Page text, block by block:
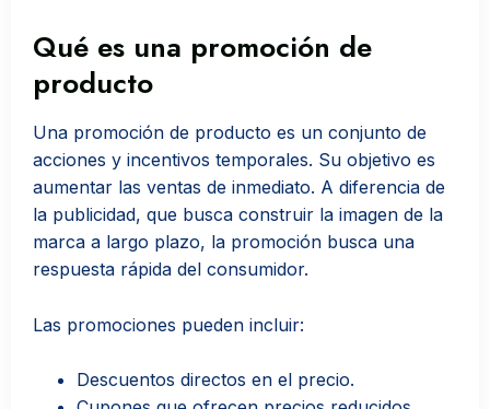
Qué es una promoción de
producto
Una promoción de producto es un conjunto de
acciones y incentivos temporales. Su objetivo es
aumentar las ventas de inmediato. A diferencia de
la publicidad, que busca construir la imagen de la
marca a largo plazo, la promoción busca una
respuesta rápida del consumidor.
Las promociones pueden incluir:
Descuentos directos en el precio.